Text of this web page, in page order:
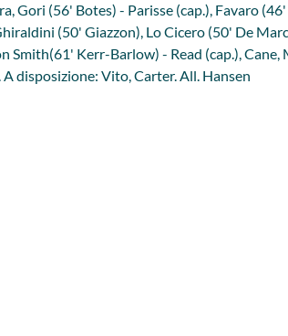
Gori (56' Botes) - Parisse (cap.), Favaro
(50' Giazzon), Lo Cicero (50' De
Smith(61' Kerr-Barlow) - Read (cap.),
disposizione: Vito, Carter. All. Hansen